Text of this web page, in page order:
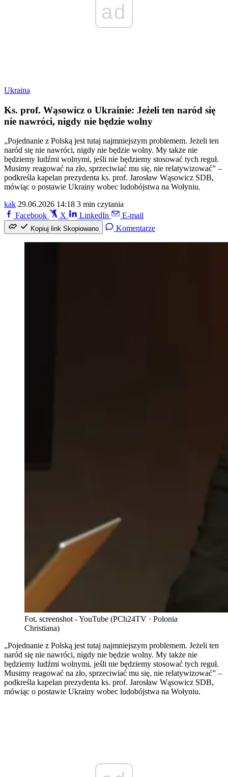
ad
Ukraina
Ks. prof. Wąsowicz o Ukrainie: Jeżeli ten naród się
nie nawróci, nigdy nie będzie wolny
„Pojednanie z Polską jest tutaj najmniejszym problemem. Jeżeli ten
naród się nie nawróci, nigdy nie będzie wolny. My także nie
będziemy ludźmi wolnymi, jeśli nie będziemy stosować tych reguł.
Musimy reagować na zło, sprzeciwiać mu się, nie relatywizować” –
podkreśla kapelan prezydenta ks. prof. Jarosław Wąsowicz SDB,
mówiąc o postawie Ukrainy wobec ludobójstwa na Wołyniu.
kak 29.06.2026 14:18 3 min czytania
Facebook
X LinkedIn E-mail
Kopiuj link Skopiowano Komentarze
Fot. screenshot - YouTube (PCh24TV · Polonia
Christiana)
„Pojednanie z Polską jest tutaj najmniejszym problemem. Jeżeli ten
naród się nie nawróci, nigdy nie będzie wolny. My także nie
będziemy ludźmi wolnymi, jeśli nie będziemy stosować tych reguł.
Musimy reagować na zło, sprzeciwiać mu się, nie relatywizować” –
podkreśla kapelan prezydenta ks. prof. Jarosław Wąsowicz SDB,
mówiąc o postawie Ukrainy wobec ludobójstwa na Wołyniu.